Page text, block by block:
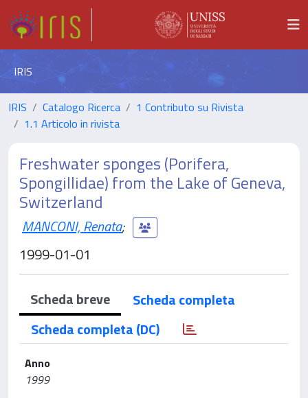
IRIS
IRIS Catalogo Ricerca
1 Contributo su Rivista
1.1 Articolo in rivista
Freshwater sponges (Porifera,
Spongillidae) from the Lake of Geneva,
Switzerland
MANCONI, Renata;
1999-01-01
Scheda breve
Scheda completa
Scheda completa (DC)
Anno
1999